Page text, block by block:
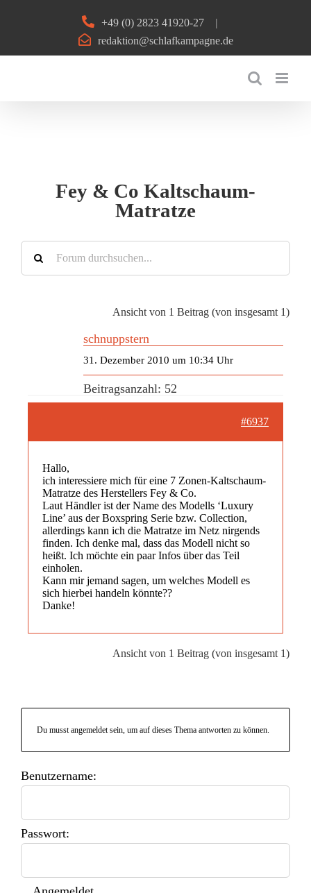
+49 (0) 2823 41920-27
|
redaktion@schlafkampagne.de
Fey & Co Kaltschaum-
Matratze
Ansicht von 1 Beitrag (von insgesamt 1)
schnuppstern
31. Dezember 2010 um 10:34 Uhr
Beitragsanzahl: 52
#6937
Hallo,
ich interessiere mich für eine 7 Zonen-Kaltschaum-
Matratze des Herstellers Fey & Co.
Laut Händler ist der Name des Modells ‘Luxury
Line’ aus der Boxspring Serie bzw. Collection,
allerdings kann ich die Matratze im Netz nirgends
finden. Ich denke mal, dass das Modell nicht so
heißt. Ich möchte ein paar Infos über das Teil
einholen.
Kann mir jemand sagen, um welches Modell es
sich hierbei handeln könnte??
Danke!
Ansicht von 1 Beitrag (von insgesamt 1)
Du musst angemeldet sein, um auf dieses Thema antworten zu können.
Benutzername:
Passwort: